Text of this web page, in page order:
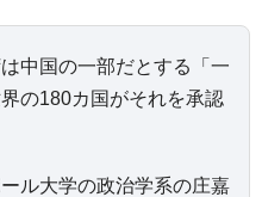
中国の一部だとする「一
の180カ国がそれを承認
ル大学の政治学系の庄嘉